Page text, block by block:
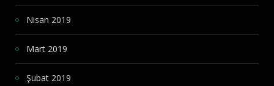
Nisan 2019
Mart 2019
Şubat 2019